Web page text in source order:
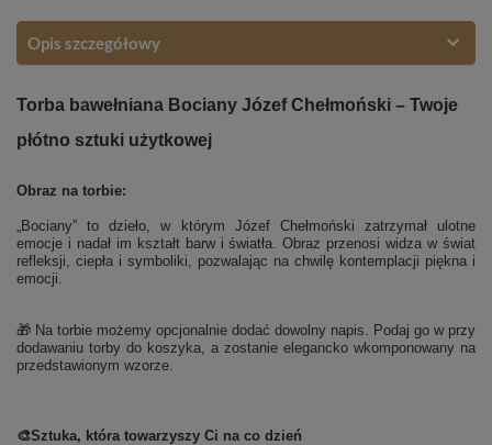
Opis szczegółowy
Torba bawełniana Bociany Józef Chełmoński – Twoje
płótno sztuki użytkowej
Obraz na torbie:
„Bociany” to dzieło, w którym Józef Chełmoński zatrzymał ulotne
emocje i nadał im kształt barw i światła. Obraz przenosi widza w świat
refleksji, ciepła i symboliki, pozwalając na chwilę kontemplacji piękna i
emocji.
🎁 Na torbie możemy opcjonalnie dodać dowolny napis. Podaj go w przy
dodawaniu torby do koszyka, a zostanie elegancko wkomponowany na
przedstawionym wzorze.
🎨Sztuka, która towarzyszy Ci na co dzień